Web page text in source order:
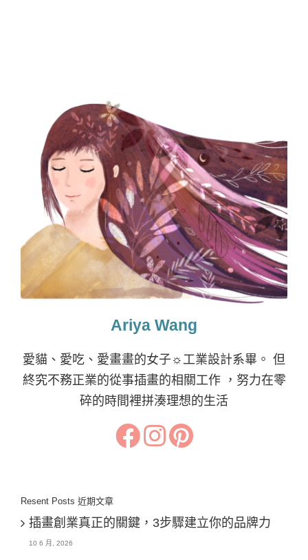
Ariya Wang
愛貓、愛吃、愛畫畫的女子☼工業設計系畢。 但
終究不務正業的從事插畫的相關工作 ，努力在零
碎的時間裡拼湊理想的生活
Resent Posts 近期文章
插畫創業真正的關鍵，3步驟建立你的品牌力
10 6 月, 2026